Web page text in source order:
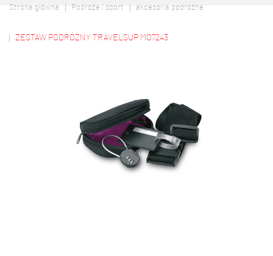
Strona główna Podróże i sport akcesoria podróżne
ZESTAW PODRÓŻNY TRAVELSUP MO7243